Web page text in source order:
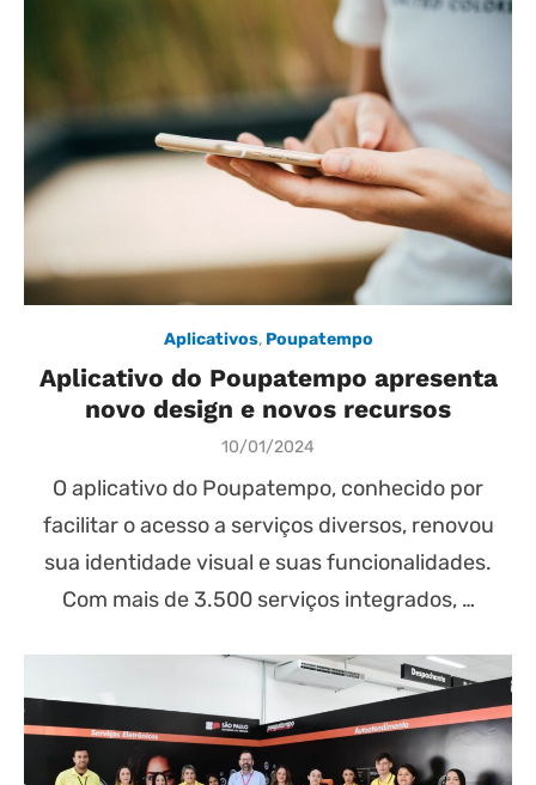
Aplicativos, Poupatempo
Aplicativo do Poupatempo apresenta
novo design e novos recursos
Posted
10/01/2024
O aplicativo do Poupatempo, conhecido por
facilitar o acesso a serviços diversos, renovou
sua identidade visual e suas funcionalidades.
Com mais de 3.500 serviços integrados, …